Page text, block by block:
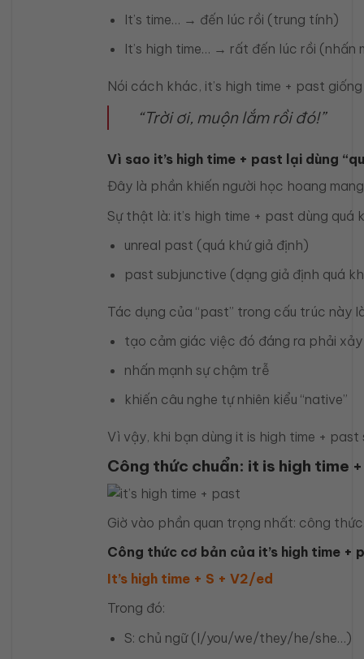
It’s time… → đến lúc rồi (trung tính)
It’s high time… → rất đến lúc rồi (nhấn
Nói cách khác, it’s high time + past
“Trời ơi, muộn lắm rồi đó!”
Vì sao it’s high time + past lại dùng
Đây là phần khiến người học hoang
Sự thật là: it’s high time + past dùng
unreal past (quá khứ giả định)
past subjunctive (dạng giả định quá
Tác dụng của “past” trong cấu trúc này
tạo cảm giác việc đó đáng ra phải xảy
nhấn mạnh sự chậm trễ
khiến câu nghe tự nhiên kiểu “native”
Vì vậy, khi bạn dùng it is high time +
Công thức chuẩn: it is high time
Giờ vào phần quan trọng nhất: công
Công thức cơ bản của it’s high time +
It’s high time + S + V2/ed
Trong đó:
S: chủ ngữ (I/you/we/they/he/she…)